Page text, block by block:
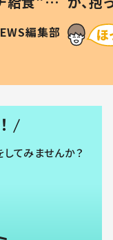
和の親
編集部 「涙が
い」
てみませんか？